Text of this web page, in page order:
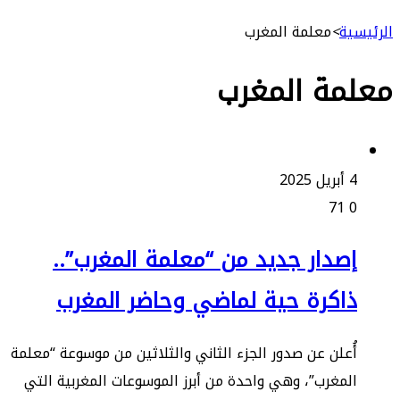
>معلمة المغرب
المغرب
جديد من “معلمة المغرب”..
حية لماضي وحاضر المغرب
عن صدور الجزء الثاني والثلاثين من موسوعة “معلمة
وهي واحدة من أبرز الموسوعات المغربية التي